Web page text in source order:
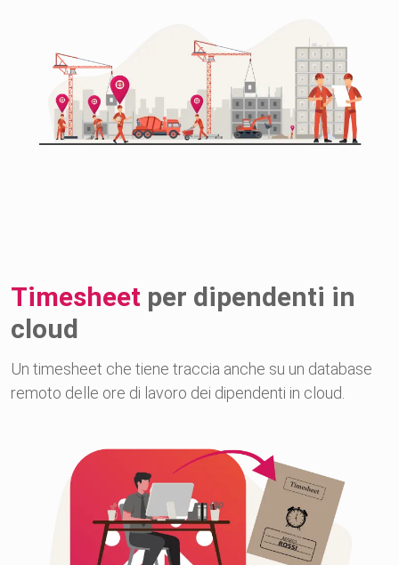
Timesheet per dipendenti in
cloud
Un timesheet che tiene traccia anche su un database
remoto delle ore di lavoro dei dipendenti in cloud.